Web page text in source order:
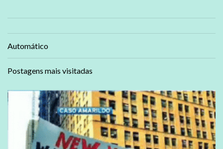
Automático
Postagens mais visitadas